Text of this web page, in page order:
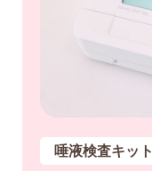
唾液検査キット